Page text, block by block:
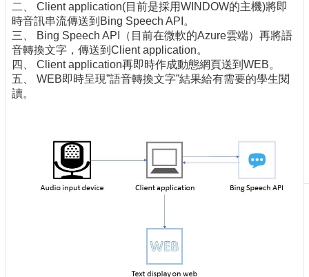
關
於
我
們
出
版
二、 Client application(目前是採用WINDOW的主機)將即
時音訊串流傳送到Bing Speech API。
三、 Bing Speech API（目前在微軟的Azure雲端）再將語
音轉換文字，傳送到Client application。
四、 Client application再即時作成動態網頁送到WEB。
五、 WEB即時呈現”語音轉換文字”結果給有需要的學生閱
讀。